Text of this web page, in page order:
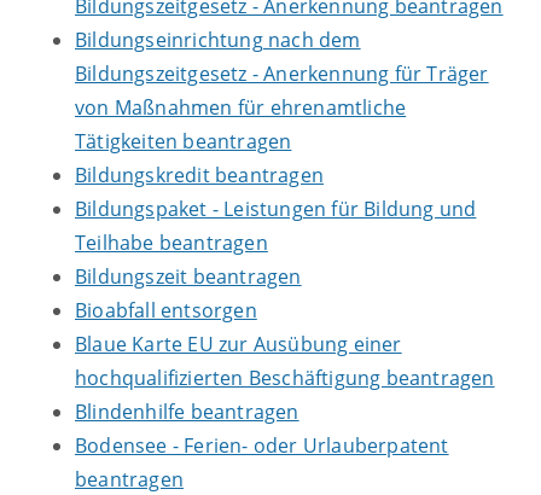
Bildungszeitgesetz - Anerkennung beantragen
Bildungseinrichtung nach dem
Bildungszeitgesetz - Anerkennung für Träger
von Maßnahmen für ehrenamtliche
Tätigkeiten beantragen
Bildungskredit beantragen
Bildungspaket - Leistungen für Bildung und
Teilhabe beantragen
Bildungszeit beantragen
Bioabfall entsorgen
Blaue Karte EU zur Ausübung einer
hochqualifizierten Beschäftigung beantragen
Blindenhilfe beantragen
Bodensee - Ferien- oder Urlauberpatent
beantragen